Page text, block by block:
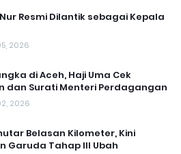
Resmi Dilantik sebagai Kepala
2026
di Aceh, Haji Uma Cek
dan Surati Menteri Perdagangan
2026
Belasan Kilometer, Kini
Garuda Tahap III Ubah